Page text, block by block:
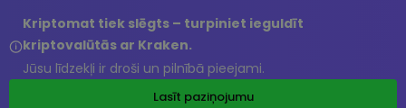
Kriptomat tiek slēgts – turpiniet ieguldīt
kriptovalūtās ar Kraken.
Jūsu līdzekļi ir droši un pilnībā pieejami.
Lasīt paziņojumu